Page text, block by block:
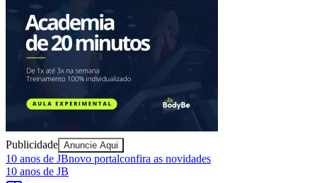
Publicidade Anuncie Aqui
10 anos de JBnovo portalconfira as novidades
10 anos de JB